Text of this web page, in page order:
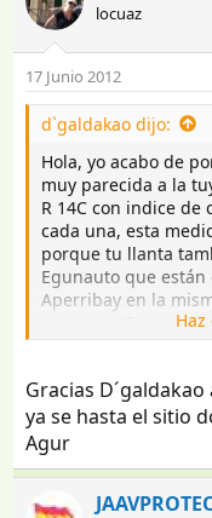
locuaz
17 Junio 2012
d`galdakao dijo:
Hola, yo acabo de
muy parecida a la
R 14C con indice de
cada una, esta
porque tu llanta
Egunauto que
Aperribay en la
costaron 85 eur
encontrado y son
Un saludo, si tienes
Gracias
ya se hasta el sitio
Agur